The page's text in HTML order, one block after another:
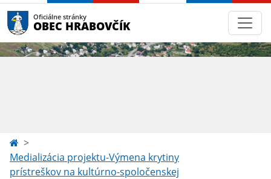
Oficiálne stránky
OBEC HRABOVČÍK
Medializácia projektu-Výmena krytiny
prístreškov na kultúrno-spoločenskej